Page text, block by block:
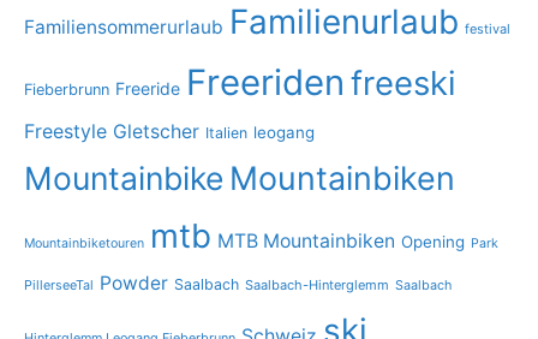
Familiensommerurlaub Familienurlaub festival
Fieberbrunn Freeride Freeriden freeski
Freestyle Gletscher Italien leogang
Mountainbike Mountainbiken
Mountainbiketouren mtb MTB Mountainbiken Opening Park
PillerseeTal Powder Saalbach Saalbach-Hinterglemm Saalbach
ski